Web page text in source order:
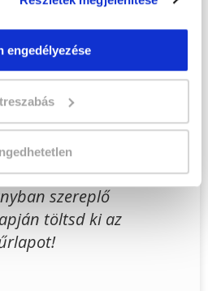
engedélyezéseHozzád
és MINDEN
tájékoztató
a személyi
szereplő
töltsd ki az